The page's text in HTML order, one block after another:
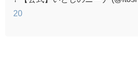
20